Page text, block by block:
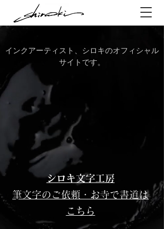
インクアーティスト、シロキのオフィシャル
サイトです。
​シロキ文字工房
​​筆文字のご依頼・お寺で書道は
こちら